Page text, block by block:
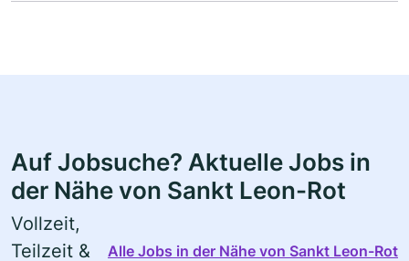
Auf Jobsuche? Aktuelle Jobs in
der Nähe von Sankt Leon-Rot
Vollzeit,
Teilzeit &
Alle Jobs in der Nähe von Sankt Leon-Rot